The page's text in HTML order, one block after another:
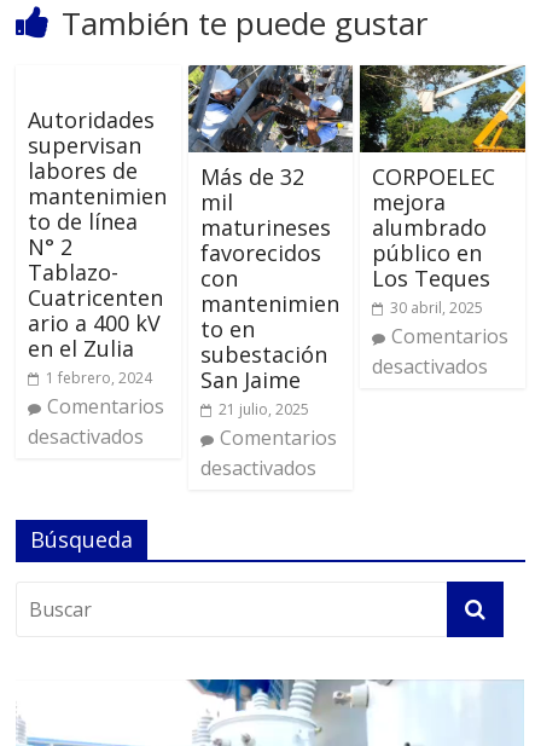
También te puede gustar
Autoridades
supervisan
labores de
mantenimien
to de línea
N° 2
Tablazo-
Cuatricenten
ario a 400 kV
en el Zulia
1 febrero, 2024
Comentarios
desactivados
Más de 32
mil
maturineses
favorecidos
con
mantenimien
to en
subestación
San Jaime
21 julio, 2025
Comentarios
desactivados
CORPOELEC
mejora
alumbrado
público en
Los Teques
30 abril, 2025
Comentarios
desactivados
Búsqueda